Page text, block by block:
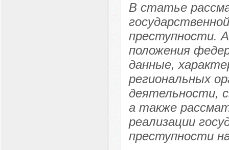
В статье
преступности.
положения
данные,
региональных
деятельности,
а также
реализации
преступности